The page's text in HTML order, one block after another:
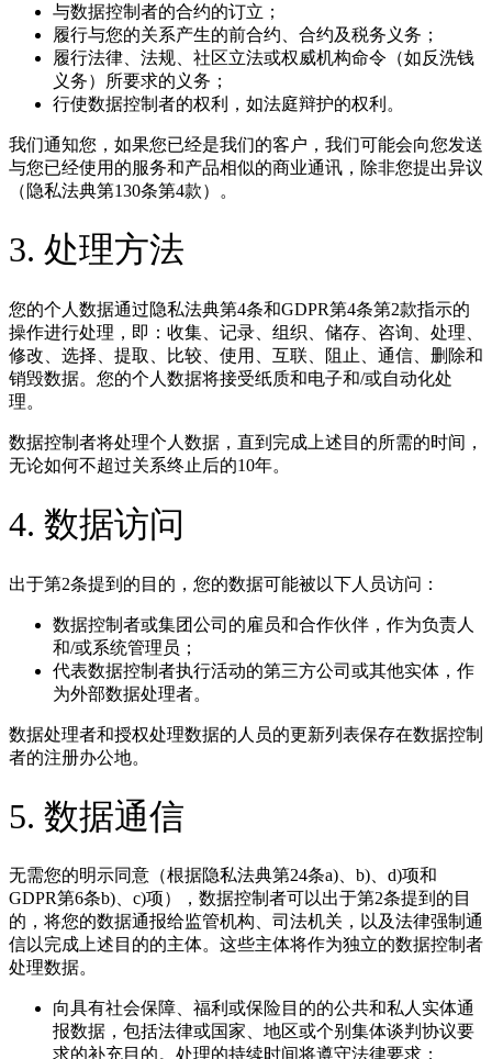
与数据控制者的合约的订立；
履行与您的关系产生的前合约、合约及税务义务；
履行法律、法规、社区立法或权威机构命令（如反洗钱
义务）所要求的义务；
行使数据控制者的权利，如法庭辩护的权利。
我们通知您，如果您已经是我们的客户，我们可能会向您发送
与您已经使用的服务和产品相似的商业通讯，除非您提出异议
（隐私法典第130条第4款）。
3. 处理方法
您的个人数据通过隐私法典第4条和GDPR第4条第2款指示的
操作进行处理，即：收集、记录、组织、储存、咨询、处理、
修改、选择、提取、比较、使用、互联、阻止、通信、删除和
销毁数据。您的个人数据将接受纸质和电子和/或自动化处
理。
数据控制者将处理个人数据，直到完成上述目的所需的时间，
无论如何不超过关系终止后的10年。
4. 数据访问
出于第2条提到的目的，您的数据可能被以下人员访问：
数据控制者或集团公司的雇员和合作伙伴，作为负责人
和/或系统管理员；
代表数据控制者执行活动的第三方公司或其他实体，作
为外部数据处理者。
数据处理者和授权处理数据的人员的更新列表保存在数据控制
者的注册办公地。
5. 数据通信
无需您的明示同意（根据隐私法典第24条a)、b)、d)项和
GDPR第6条b)、c)项），数据控制者可以出于第2条提到的目
的，将您的数据通报给监管机构、司法机关，以及法律强制通
信以完成上述目的的主体。这些主体将作为独立的数据控制者
处理数据。
向具有社会保障、福利或保险目的的公共和私人实体通
报数据，包括法律或国家、地区或个别集体谈判协议要
求的补充目的。处理的持续时间将遵守法律要求；